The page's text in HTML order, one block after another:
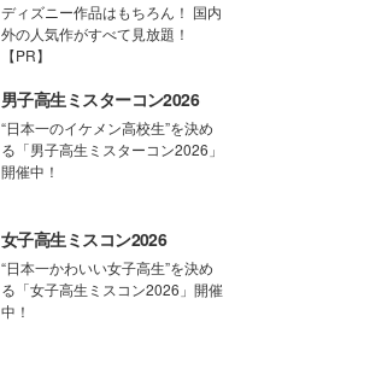
ディズニー作品はもちろん！ 国内
外の人気作がすべて見放題！
【PR】
男子高生ミスターコン2026
“日本一のイケメン高校生”を決め
る「男子高生ミスターコン2026」
開催中！
女子高生ミスコン2026
“日本一かわいい女子高生”を決め
る「女子高生ミスコン2026」開催
中！